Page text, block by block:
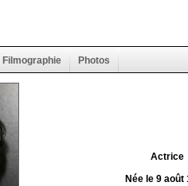
Filmographie Photos
Actrice
Née le 9 août